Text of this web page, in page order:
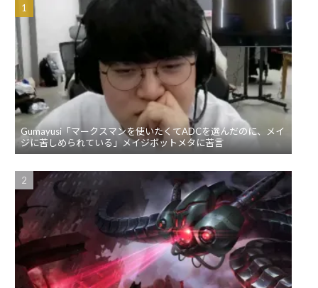
Gumayusi「マークスマンを使いたくてADCを選んだのに、メイ
ジに苦しめられている」メイジボットメタに苦言